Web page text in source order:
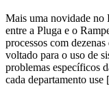
Mais uma novidade no
entre a Pluga e o
processos com
voltado para o uso de
problemas específicos
cada departamento